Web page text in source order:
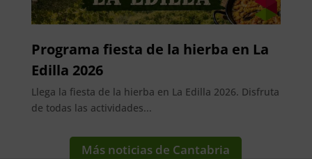
Programa fiesta de la hierba en La
Edilla 2026
Llega la fiesta de la hierba en La Edilla 2026. Disfruta
de todas las actividades...
Más noticias de Cantabria